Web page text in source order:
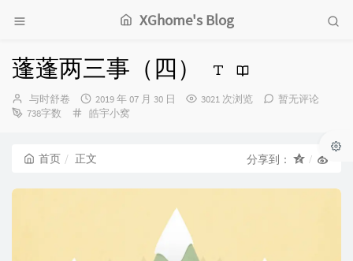
XGhome's Blog
蓬蓬两三事（四）
博
主：
与时舒卷
发
布
2019 年 07 月 30 日 3021 次浏览
暂无评论
738字数
分
皓宇小窝
首页 正文 分享到：